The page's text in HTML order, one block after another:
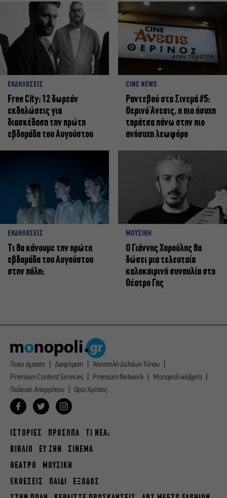
ΕΚΔΗΛΩΣΕΙΣ
Free City: 12 δωρεάν
εκδηλώσεις για
διασκέδαση την πρώτη
εβδομάδα του Αυγούστου
CINE NEWS
Ραντεβού στα Σινεμά #5:
Θερινό Άνεσις, η πιο ήσυχη
ταράτσα πάνω στην πιο
ανήσυχη λεωφόρο
ΕΚΔΗΛΩΣΕΙΣ
Τι θα κάνουμε την πρώτη
εβδομάδα του Αυγούστου
στην πόλη;
ΜΟΥΣΙΚΗ
Ο Γιάννης Χαρούλης θα
δώσει μια τελευταία
καλοκαιρινή συναυλία στο
Θέατρο Γης
Ποιοι είμαστε Διαφήμιση
Αποστολή Δελτίων Τύπου
Premium Content Services
Premium Network
Monopoli widgets
Πολιτική Απορρήτου
Οροι Χρήσης
ΙΣΤΟΡΙΕΣ ΠΡΟΣΩΠΑ
ΤΙ ΝΕΑ;
ΒΙΒΛΙΟ
ΕΥ ΖΗΝ
ΣΙΝΕΜΑ
ΘΕΑΤΡΟ
ΜΟΥΣΙΚΗ
ΕΚΘΕΣΕΙΣ
ΠΑΙΔΙ
ΕΞΟΔΟΣ